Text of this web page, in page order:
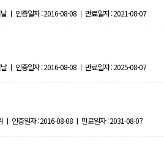
ㅣ 인증일자 : 2016-08-08 ㅣ 만료일자 : 2021-08-07
ㅣ 인증일자 : 2016-08-08 ㅣ 만료일자 : 2025-08-07
ㅣ 인증일자 : 2016-08-08 ㅣ 만료일자 : 2031-08-07